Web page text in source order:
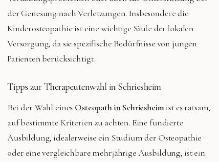
der Genesung nach Verletzungen. Insbesondere die
Kinderosteopathie ist eine wichtige Säule der lokalen
Versorgung, da sie spezifische Bedürfnisse von jungen
Patienten berücksichtigt.
Tipps zur Therapeutenwahl in Schriesheim
Bei der Wahl eines Osteopath in Schriesheim ist es ratsam,
auf bestimmte Kriterien zu achten. Eine fundierte
Ausbildung, idealerweise ein Studium der Osteopathie
oder eine vergleichbare mehrjährige Ausbildung, ist ein